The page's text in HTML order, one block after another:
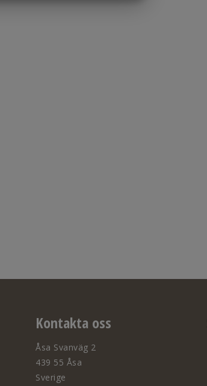
Kontakta oss
Åsa Svanväg 2
439 55 Åsa
Sverige